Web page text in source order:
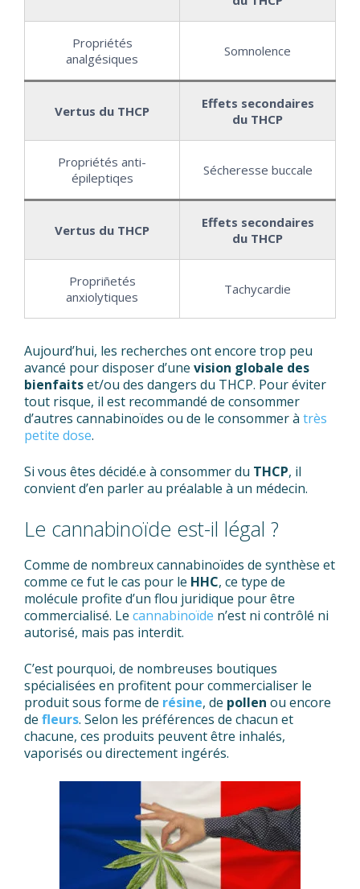
Propriétés
analgésiques
Somnolence
Vertus du THCP
Effets secondaires
du THCP
Propriétés anti-
épileptiqes
Sécheresse buccale
Vertus du THCP
Effets secondaires
du THCP
Propriñetés
anxiolytiques
Tachycardie
Aujourd’hui, les recherches ont encore trop peu
avancé pour disposer d’une vision globale des
bienfaitset/ou des dangers du THCP. Pour éviter
tout risque, il est recommandé de consommer
d’autres cannabinoïdes ou de le consommer à très
petite dose.
Si vous êtes décidé.e à consommer du THCP, il
convient d’en parler au préalable à un médecin.
Le cannabinoïde est-il légal ?
Comme de nombreux cannabinoïdes de synthèse et
comme ce fut le cas pour le HHC, ce type de
molécule profite d’un flou juridique pour être
commercialisé. Le cannabinoïde n’est ni contrôlé ni
autorisé, mais pas interdit.
C’est pourquoi, de nombreuses boutiques
spécialisées en profitent pour commercialiser le
produit sous forme de résine, de pollen ou encore
de fleurs. Selon les préférences de chacun et
chacune, ces produits peuvent être inhalés,
vaporisés ou directement ingérés.